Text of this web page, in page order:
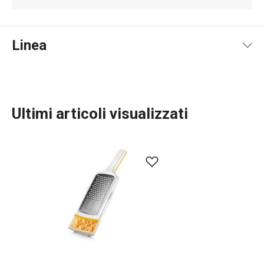
Linea
Preparazione degli alimenti
Ultimi articoli visualizzati